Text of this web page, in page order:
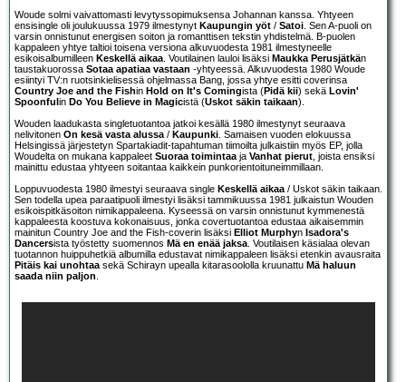
Woude solmi vaivattomasti levytyssopimuksensa Johannan kanssa. Yhtyeen
ensisingle oli joulukuussa 1979 ilmestynyt Kaupungin yöt / Satoi. Sen A-puoli on
varsin onnistunut energisen soiton ja romanttisen tekstin yhdistelmä. B-puolen
kappaleen yhtye taltioi toisena versiona alkuvuodesta 1981 ilmestyneelle
esikoisalbumilleen Keskellä aikaa. Voutilainen lauloi lisäksi Maukka Perusjätkän
taustakuorossa Sotaa apatiaa vastaan -yhtyeessä. Alkuvuodesta 1980 Woude
esiintyi TV:n ruotsinkielisessä ohjelmassa Bang, jossa yhtye esitti coverinsa
Country Joe and the Fishin Hold on It's Comingista (Pidä kii) sekä Lovin'
Spoonful in Do You Believe in Magicistä (Uskot säkin taikaan).
Wouden laadukasta singletuotantoa jatkoi kesällä 1980 ilmestynyt seuraava
nelivitonen On kesä vasta alussa/ Kaupunki. Samaisen vuoden elokuussa
Helsingissä järjestetyn Spartakiadit-tapahtuman tiimoilta julkaistiin myös EP, jolla
Woudelta on mukana kappaleet Suoraa toimintaaja Vanhat pierut, joista ensiksi
mainittu edustaa yhtyeen soitantaa kaikkein punkorientoituneimmillaan.
Loppuvuodesta 1980 ilmestyi seuraava single Keskellä aikaa/ Uskot säkin taikaan.
Sen todella upea paraatipuoli ilmestyi lisäksi tammikuussa 1981 julkaistun Wouden
esikoispitkäsoiton nimikappaleena. Kyseessä on varsin onnistunut kymmenestä
kappaleesta koostuva kokonaisuus, jonka covertuotantoa edustaa aikaisemmin
mainitun Country Joe and the Fish-coverin lisäksi Elliot Murphyn Isadora's
Dancersista työstetty suomennos Mä en enää jaksa. Voutilaisen käsialaa olevan
tuotannon huippuhetkiä albumilla edustavat nimikappaleen lisäksi etenkin avausraita
Pitäis kai unohtaasekä Schirayn upealla kitarasoololla kruunattu Mä haluun
saada niin paljon.